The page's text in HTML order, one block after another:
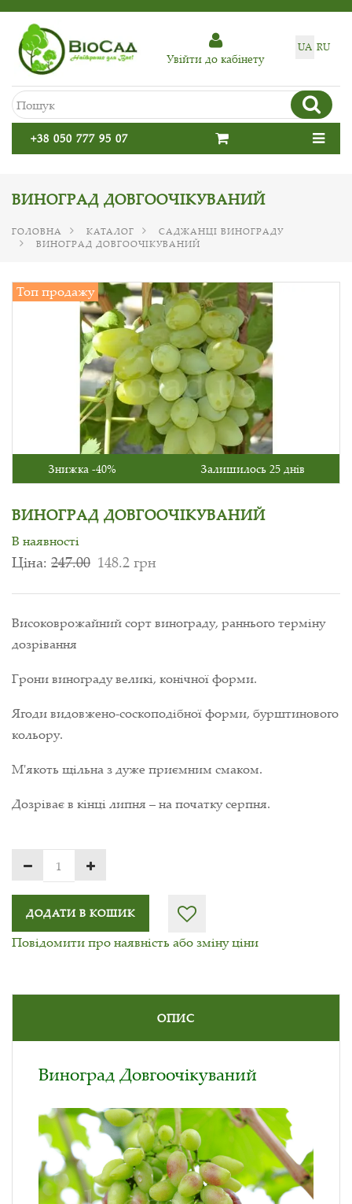
UA RU
Увiйти до кабiнету
+38 050 777 95 07
ВИНОГРАД ДОВГООЧІКУВАНИЙ
ГОЛОВНА КАТАЛОГ
САДЖАНЦІ ВИНОГРАДУ
ВИНОГРАД ДОВГООЧІКУВАНИЙ
Топ продажу
Знижка -40% Залишилось 25 днів
ВИНОГРАД ДОВГООЧІКУВАНИЙ
В наявності
Ціна: 247.00 148.2 грн
Високоврожайний сорт винограду, раннього терміну
дозрівання
Грони винограду великі, конічної форми.
Ягоди видовжено-соскоподібної форми, бурштинового
кольору.
М'якоть щільна з дуже приємним смаком.
Дозріває в кінці липня – на початку серпня.
ДОДАТИ В КОШИК
Повідомити про наявність або зміну ціни
ОПИС
Виноград Довгоочікуваний